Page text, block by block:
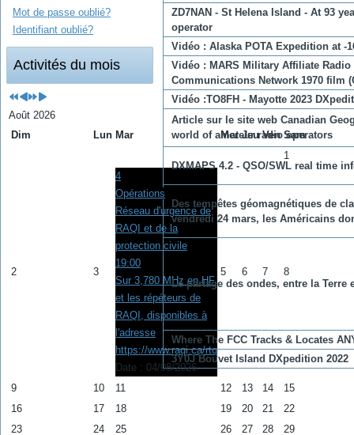
Mot de passe oublié?
Identifiant oublié?
Activités du mois
Août 2026
Dim
Lun Mar Mer Jeu Ven Sam
1
2 3
4
Opérations
Réseau d'urgence de
RAQI et de la
protection civile
19:00
Sur 3,780 MHz en HF
et les répéteurs de
RAQI, disponibles à
l'adresse
https://www.raqi.ca/rtq
Date : 04/08/2026
5 6 7 8
9 10 11 12 13 14
15
16
17 18 19 20 21
22
23
24 25 26 27 28
29
ZD7NAN - St Helena Island - At 93
operator
Vidéo : Alaska POTA Expedition at -
Vidéo : MARS Military Affiliate
Communications Network 1970 film
Vidéo :TO8FH - Mayotte 2023
Article sur le site web Canadian
world of amateur radio operators
DXMAPS 4.2 - QSO/SWL real time
Des tempêtes géomagnétiques de
vendredi 24 mars, les Américains
Le partage des ondes, entre la Terre
Where The FCC Tracks & Locates
3Y0J Bouvet Island DXpedition 2022